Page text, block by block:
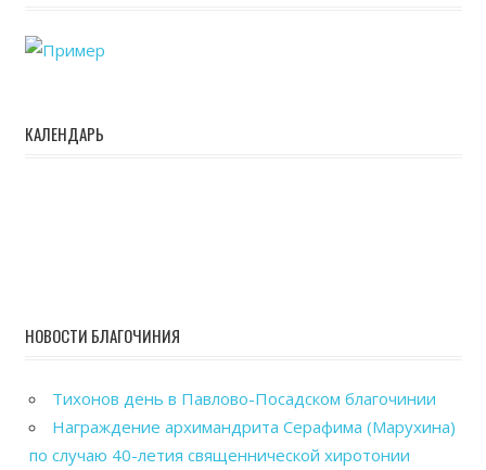
КАЛЕНДАРЬ
НОВОСТИ БЛАГОЧИНИЯ
Тихонов день в Павлово-Посадском благочинии
Награждение архимандрита Серафима (Марухина)
по случаю 40-летия священнической хиротонии